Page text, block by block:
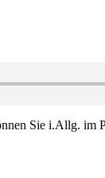
Sie i.Allg. im